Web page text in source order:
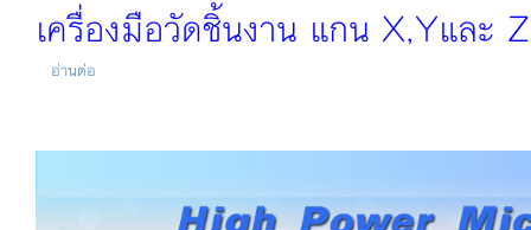
เครื่องมือวัดชิ้นงาน แกน X,Yและ Z
อ่านต่อ